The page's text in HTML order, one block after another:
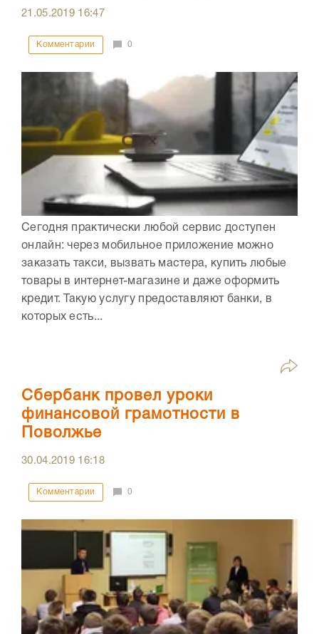
21.05.2019 16:47
Комментарии 0
Сегодня практически любой сервис доступен
онлайн: через мобильное приложение можно
заказать такси, вызвать мастера, купить любые
товары в интернет-магазине и даже оформить
кредит. Такую услугу предоставляют банки, в
которых есть...
Сбербанк провел уроки
финансовой грамотности в
Поволжье
30.04.2019 16:18
Комментарии 0